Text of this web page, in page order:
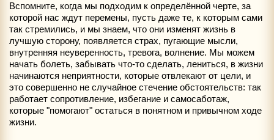
Вспомните, когда мы подходим к определённой черте, за
которой нас ждут перемены, пусть даже те, к которым сами
так стремились, и мы знаем, что они изменят жизнь в
лучшую сторону, появляется страх, пугающие мысли,
внутренняя неуверенность, тревога, волнение. Мы можем
начать болеть, забывать что-то сделать, лениться, в жизни
начинаются неприятности, которые отвлекают от цели, и
это совершенно не случайное стечение обстоятельств: так
работает сопротивление, избегание и самосаботаж,
которые "помогают" остаться в понятном и привычном ходе
жизни.